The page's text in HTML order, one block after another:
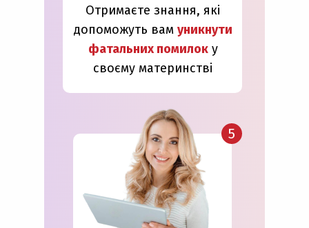
5
Отримаєте знання, які
допоможуть вам уникнути
фатальних помилоку
своєму материнстві